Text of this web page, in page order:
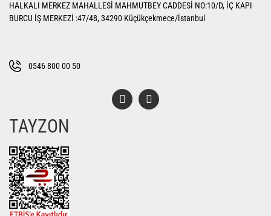
Ürün açıklamasında eksik bilgiler bulunuyor.
Bu ürüne benzer farklı alternatifler olmalı.
HALKALI MERKEZ MAHALLESİ MAHMUTBEY CADDESİ NO:10/D, İÇ KAPI
BURCU İŞ MERKEZİ :47/48, 34290 Küçükçekmece/İstanbul
0546 800 00 50
TAYZON